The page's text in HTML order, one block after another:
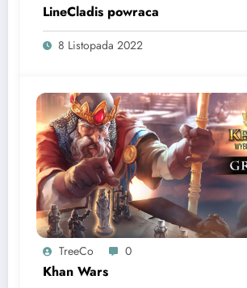
LineCladis powraca
8 Listopada 2022
TreeCo 0
Khan Wars